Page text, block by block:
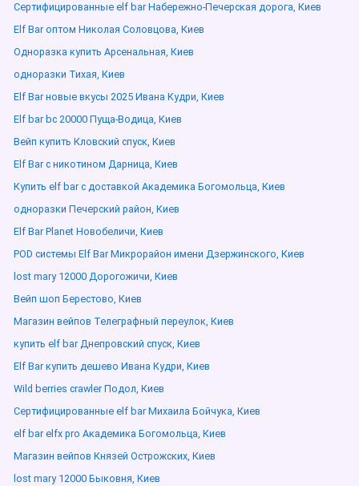
Сертифицированные elf bar Набережно-Печерская дорога, Киев
Elf Bar оптом Николая Соловцова, Киев
Одноразка купить Арсенальная, Киев
одноразки Тихая, Киев
Elf Bar новые вкусы 2025 Ивана Кудри, Киев
Elf bar bc 20000 Пуща-Водица, Киев
Вейп купить Кловский спуск, Киев
Elf Bar с никотином Дарница, Киев
Купить elf bar с доставкой Академика Богомольца, Киев
одноразки Печерский район, Киев
Elf Bar Planet Новобеличи, Киев
POD системы Elf Bar Микрорайон имени Дзержинского, Киев
lost mary 12000 Дорогожичи, Киев
Вейп шоп Берестово, Киев
Магазин вейпов Телеграфный переулок, Киев
купить elf bar Днепровский спуск, Киев
Elf Bar купить дешево Ивана Кудри, Киев
Wild berries crawler Подол, Киев
Сертифицированные elf bar Михаила Бойчука, Киев
elf bar elfx pro Академика Богомольца, Киев
Магазин вейпов Князей Острожских, Киев
lost mary 12000 Быковня, Киев